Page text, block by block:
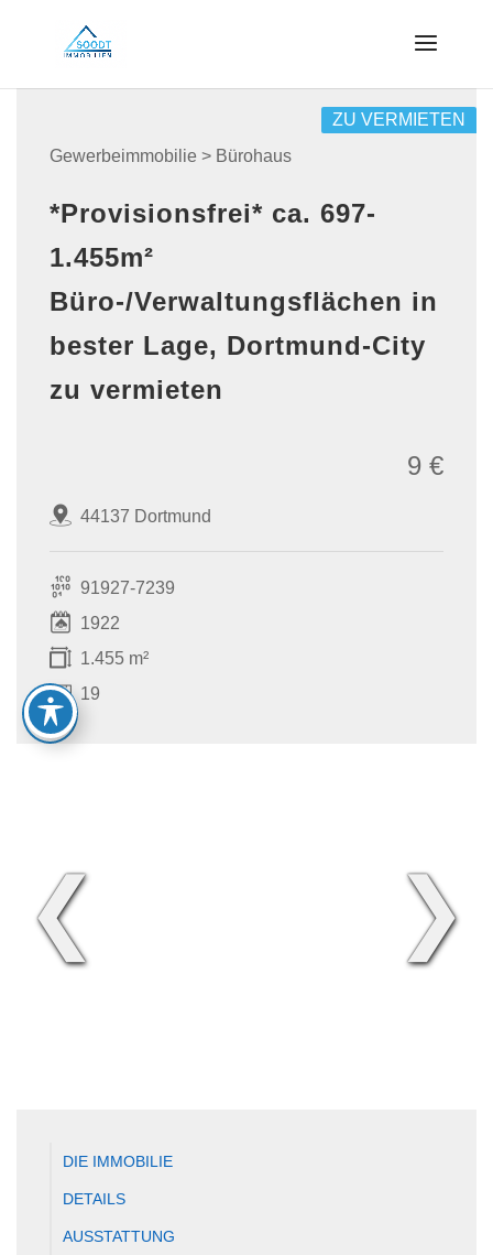
Gewerbeimmobilie > Bürohaus
ZU VERMIETEN
*Provisionsfrei* ca. 697-
1.455m²
Büro-/Verwaltungsflächen in
bester Lage, Dortmund-City
zu vermieten
44137 Dortmund
9 €
91927-7239
1922
1.455 m²
19
❮ ❯
DIE IMMOBILIE
DETAILS
AUSSTATTUNG